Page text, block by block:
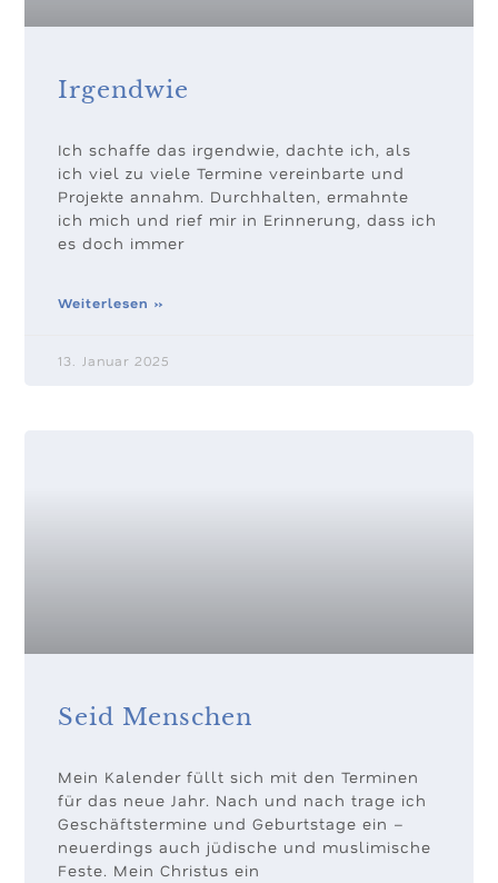
Irgendwie
Ich schaffe das irgendwie, dachte ich, als
ich viel zu viele Termine vereinbarte und
Projekte annahm. Durchhalten, ermahnte
ich mich und rief mir in Erinnerung, dass ich
es doch immer
Weiterlesen »
13. Januar 2025
Seid Menschen
Mein Kalender füllt sich mit den Terminen
für das neue Jahr. Nach und nach trage ich
Geschäftstermine und Geburtstage ein –
neuerdings auch jüdische und muslimische
Feste. Mein Christus ein